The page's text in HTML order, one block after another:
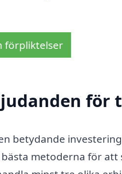
förpliktelser
för
betydande
metoderna för